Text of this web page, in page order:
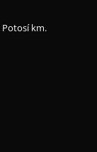
Potosí km.